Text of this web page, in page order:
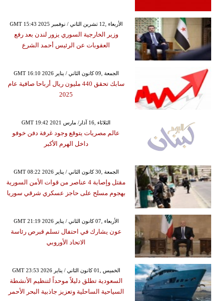
GMT 15:43 2025 الأربعاء ,12 تشرين الثاني / نوفمبر
وزير الخارجية السوري يزور لندن بعد رفع
العقوبات عن الرئيس أحمد الشرع
GMT 16:10 2026 الجمعة ,09 كانون الثاني / يناير
سابك تحقق 440 مليون ريال أرباحا صافية عام
2025
GMT 19:42 2021 الثلاثاء ,16 آذار/ مارس
عالم مصريات يتوقع وجود غرفة دفن خوفو
داخل الهرم الأكبر
GMT 08:22 2026 الجمعة ,30 كانون الثاني / يناير
مقتل وإصابة 4 عناصر من قوات الأمن السورية
بهجوم مسلح على حاجز عسكري شرقي سوريا
GMT 21:19 2026 الأربعاء ,07 كانون الثاني / يناير
عون يشارك في احتفال تسلم قبرص رئاسة
الاتحاد الأوروبي
GMT 23:53 2026 الخميس ,01 كانون الثاني / يناير
السعودية تطلق دليلاً موحداً لتنظيم الأنشطة
السياحية الساحلية وتعزيز جاذبية البحر الأحمر